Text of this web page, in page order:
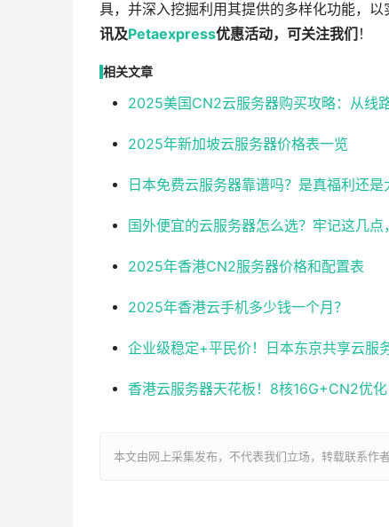
具，并深入挖掘利用其提供的多样化功能，以
讯及Petaexpress优惠活动，可关注我们 ！
相关文章
2025美国CN2云服务器购买攻略：从线
2025年新加坡云服务器价格表一览
日本免费云服务器靠谱吗？是真福利还是
国外便宜的云服务器怎么选？牢记这几点
2025年香港CN2服务器价格和配置表
2025年香港云手机多少钱一个月？
企业级稳定+平民价！日本东京共享云服
香港云服务器天花板！8核16G+CN2优
本文由网上采集发布，不代表我们立场，转载联系